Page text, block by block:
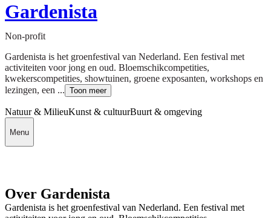
Gardenista
Non-profit
Gardenista is het groenfestival van Nederland. Een festival met
activiteiten voor jong en oud. Bloemschikcompetities,
kwekerscompetities, showtuinen, groene exposanten, workshops en
lezingen, een ... Toon meer
Natuur & MilieuKunst & cultuurBuurt & omgeving
Menu
Over Gardenista
Gardenista is het groenfestival van Nederland. Een festival met